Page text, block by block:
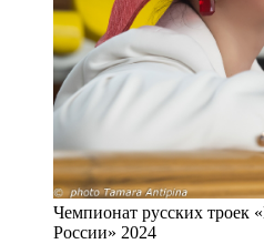
Чемпионат русских троек
России» 2024